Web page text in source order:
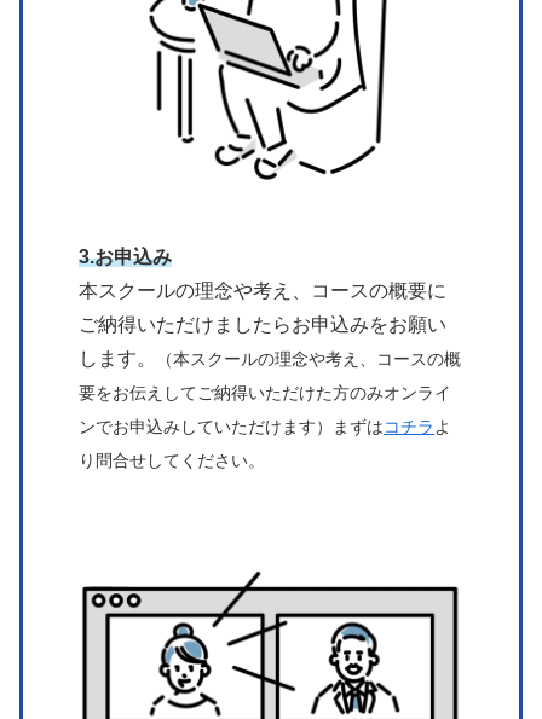
3.お申込み
本スクールの理念や考え、コースの概要に
ご納得いただけましたらお申込みをお願い
します。
（本スクールの理念や考え、コースの概
要をお伝えしてご納得いただけた方のみオンライ
ンでお申込みしていただけます）まずはコチラ よ
り問合せしてください。